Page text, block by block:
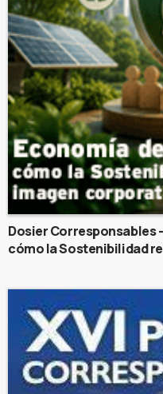
Dosier Corresponsables
cómo la Sostenibilidad